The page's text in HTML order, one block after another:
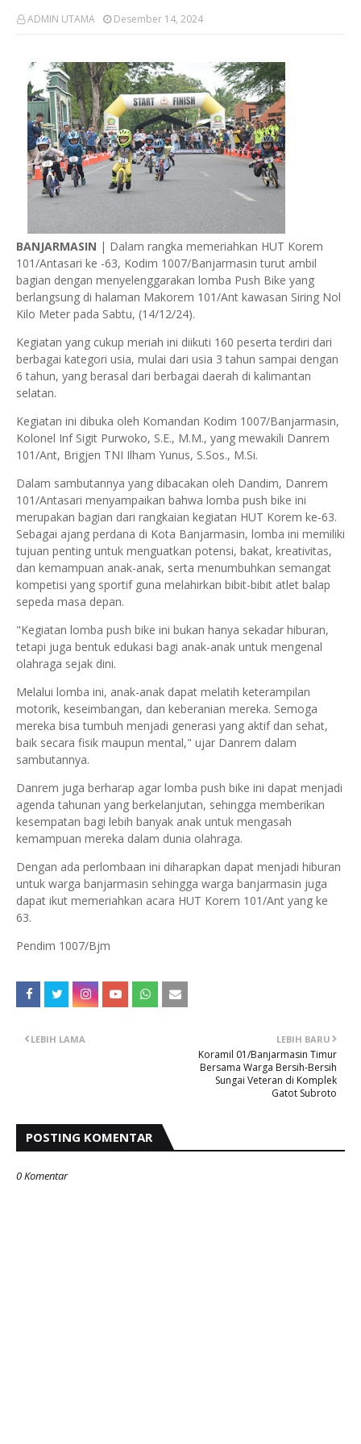
ADMIN UTAMA Desember 14, 2024
BANJARMASIN | Dalam rangka memeriahkan HUT Korem
101/Antasari ke -63, Kodim 1007/Banjarmasin turut ambil
bagian dengan menyelenggarakan lomba Push Bike yang
berlangsung di halaman Makorem 101/Ant kawasan Siring Nol
Kilo Meter pada Sabtu, (14/12/24).
Kegiatan yang cukup meriah ini diikuti 160 peserta terdiri dari
berbagai kategori usia, mulai dari usia 3 tahun sampai dengan
6 tahun, yang berasal dari berbagai daerah di kalimantan
selatan.
Kegiatan ini dibuka oleh Komandan Kodim 1007/Banjarmasin,
Kolonel Inf Sigit Purwoko, S.E., M.M., yang mewakili Danrem
101/Ant, Brigjen TNI Ilham Yunus, S.Sos., M.Si.
Dalam sambutannya yang dibacakan oleh Dandim, Danrem
101/Antasari menyampaikan bahwa lomba push bike ini
merupakan bagian dari rangkaian kegiatan HUT Korem ke-63.
Sebagai ajang perdana di Kota Banjarmasin, lomba ini memiliki
tujuan penting untuk menguatkan potensi, bakat, kreativitas,
dan kemampuan anak-anak, serta menumbuhkan semangat
kompetisi yang sportif guna melahirkan bibit-bibit atlet balap
sepeda masa depan.
"Kegiatan lomba push bike ini bukan hanya sekadar hiburan,
tetapi juga bentuk edukasi bagi anak-anak untuk mengenal
olahraga sejak dini.
Melalui lomba ini, anak-anak dapat melatih keterampilan
motorik, keseimbangan, dan keberanian mereka. Semoga
mereka bisa tumbuh menjadi generasi yang aktif dan sehat,
baik secara fisik maupun mental," ujar Danrem dalam
sambutannya.
Danrem juga berharap agar lomba push bike ini dapat menjadi
agenda tahunan yang berkelanjutan, sehingga memberikan
kesempatan bagi lebih banyak anak untuk mengasah
kemampuan mereka dalam dunia olahraga.
Dengan ada perlombaan ini diharapkan dapat menjadi hiburan
untuk warga banjarmasin sehingga warga banjarmasin juga
dapat ikut memeriahkan acara HUT Korem 101/Ant yang ke
63.
Pendim 1007/Bjm
LEBIH BARU
Koramil 01/Banjarmasin Timur
Bersama Warga Bersih-Bersih
Sungai Veteran di Komplek
Gatot Subroto
LEBIH LAMA
POSTING KOMENTAR
0 Komentar